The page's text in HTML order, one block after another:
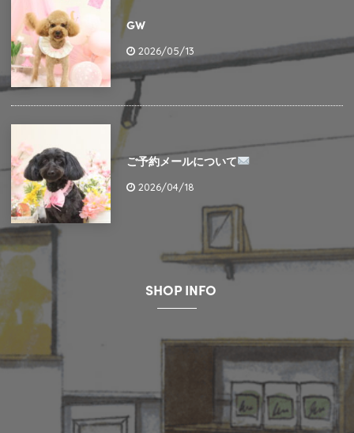
GW
2026/05/13
ご予約メールについて
2026/04/18
SHOP INFO